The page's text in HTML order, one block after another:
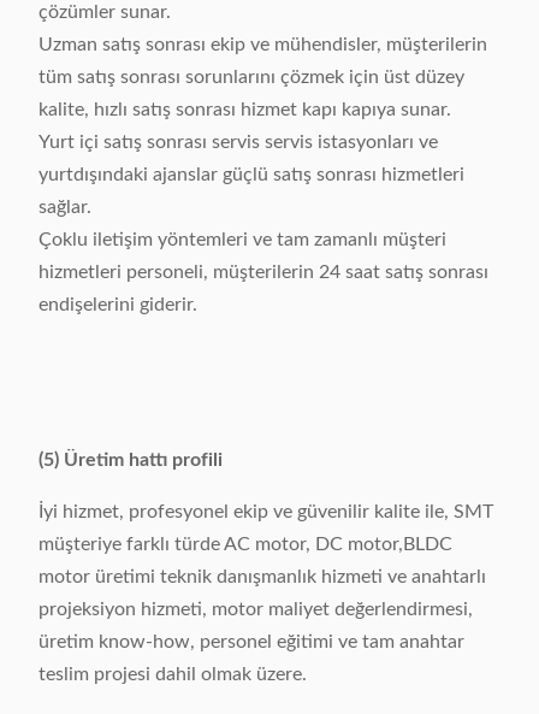
çözümler sunar.
Uzman satış sonrası ekip ve mühendisler, müşterilerin
tüm satış sonrası sorunlarını çözmek için üst düzey
kalite, hızlı satış sonrası hizmet kapı kapıya sunar.
Yurt içi satış sonrası servis servis istasyonları ve
yurtdışındaki ajanslar güçlü satış sonrası hizmetleri
sağlar.
Çoklu iletişim yöntemleri ve tam zamanlı müşteri
hizmetleri personeli, müşterilerin 24 saat satış sonrası
endişelerini giderir.
(5) Üretim hattı profili
İyi hizmet, profesyonel ekip ve güvenilir kalite ile, SMT
müşteriye farklı türde AC motor, DC motor,BLDC
motor üretimi teknik danışmanlık hizmeti ve anahtarlı
projeksiyon hizmeti, motor maliyet değerlendirmesi,
üretim know-how, personel eğitimi ve tam anahtar
teslim projesi dahil olmak üzere.